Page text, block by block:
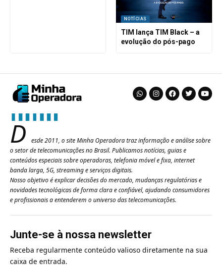
NOTÍCIAS
TIM lança TIM Black – a
evolução do pós-pago
D
esde 2011, o site Minha Operadora traz informação e análise sobre
o setor de telecomunicações no Brasil. Publicamos notícias, guias e
conteúdos especiais sobre operadoras, telefonia móvel e fixa, internet
banda larga, 5G, streaming e serviços digitais.
Nosso objetivo é explicar decisões do mercado, mudanças regulatórias e
novidades tecnológicas de forma clara e confiável, ajudando consumidores
e profissionais a entenderem o universo das telecomunicações.
Junte-se à nossa newsletter
Receba regularmente conteúdo valioso diretamente na sua
caixa de entrada.